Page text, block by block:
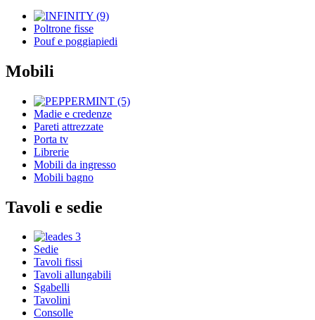
Poltrone fisse
Pouf e poggiapiedi
Mobili
Madie e credenze
Pareti attrezzate
Porta tv
Librerie
Mobili da ingresso
Mobili bagno
Tavoli e sedie
Sedie
Tavoli fissi
Tavoli allungabili
Sgabelli
Tavolini
Consolle